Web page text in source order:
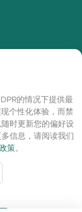
版权所有 |
的情况下提供最
个性化体验，而禁
时更新您的偏好设
信息，请阅读我们
策。